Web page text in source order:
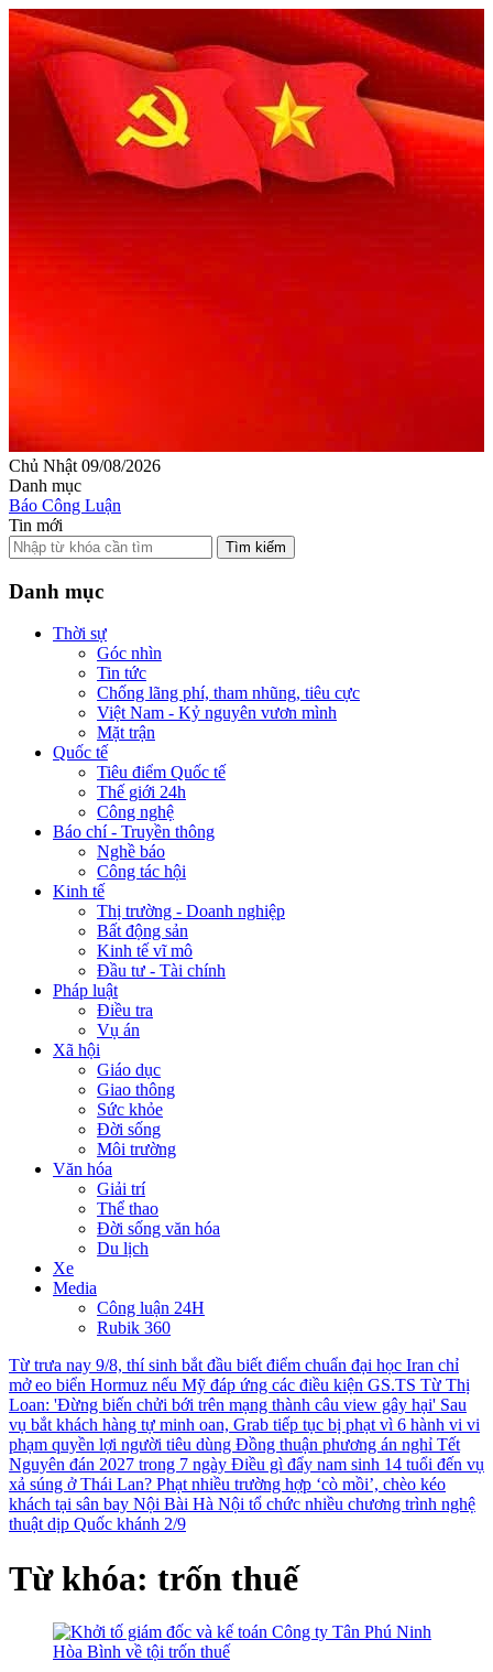
Chủ Nhật 09/08/2026
Danh mục
Báo Công Luận
Tin mới
Tìm kiếm
Danh mục
Thời sự
Góc nhìn
Tin tức
Chống lãng phí, tham nhũng, tiêu cực
Việt Nam - Kỷ nguyên vươn mình
Mặt trận
Quốc tế
Tiêu điểm Quốc tế
Thế giới 24h
Công nghệ
Báo chí - Truyền thông
Nghề báo
Công tác hội
Kinh tế
Thị trường - Doanh nghiệp
Bất động sản
Kinh tế vĩ mô
Đầu tư - Tài chính
Pháp luật
Điều tra
Vụ án
Xã hội
Giáo dục
Giao thông
Sức khỏe
Đời sống
Môi trường
Văn hóa
Giải trí
Thể thao
Đời sống văn hóa
Du lịch
Xe
Media
Công luận 24H
Rubik 360
Từ trưa nay 9/8, thí sinh bắt đầu biết điểm chuẩn đại học Iran chỉ
mở eo biển Hormuz nếu Mỹ đáp ứng các điều kiện GS.TS Từ Thị
Loan: 'Đừng biến chửi bới trên mạng thành câu view gây hại' Sau
vụ bắt khách hàng tự minh oan, Grab tiếp tục bị phạt vì 6 hành vi vi
phạm quyền lợi người tiêu dùng Đồng thuận phương án nghỉ Tết
Nguyên đán 2027 trong 7 ngày Điều gì đẩy nam sinh 14 tuổi đến vụ
xả súng ở Thái Lan? Phạt nhiều trường hợp ‘cò mồi’, chèo kéo
khách tại sân bay Nội Bài Hà Nội tổ chức nhiều chương trình nghệ
thuật dịp Quốc khánh 2/9
Từ khóa: trốn thuế